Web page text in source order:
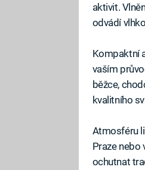
aktivit.
odvádí
Kompaktní
vaším
běžce,
kvalitního
Atmosféru
Praze nebo
ochutnat